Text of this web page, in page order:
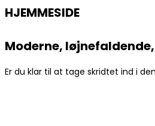
HJEMMESIDE
Moderne,
Er du klar til at tage skridtet ind i